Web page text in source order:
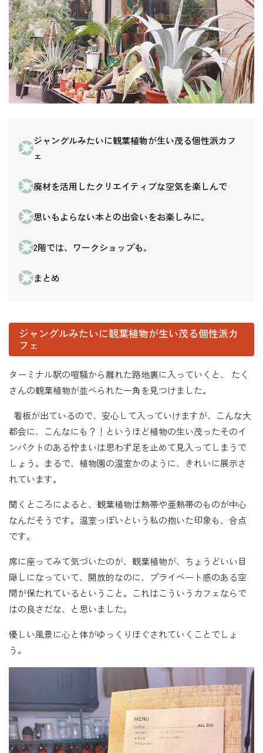
ジャングルみたいに観葉植物が生い茂る個性派カフ
ェ
廃材を活用したクリエイティブな空気を楽しんで
思いもよらない本との出会いをお楽しみに。
2階では、ワークショップも。
まとめ
ジャングルみたいに観葉植物が生い茂る個性派カ
フェ
ターミナル駅の喧騒から離れた路地裏に入っていくと、 たく
さんの観葉植物が並べられた一角を見つけました。
看板が出ているので、安心して入っていけますが、こんな大
都会に、こんなにも？！というほど植物の生い茂ったそのイ
ンパクトのある佇まいは思わず足を止めて見入ってしまうで
しょう。まるで、植物園の温室かのように、きれいに展示さ
れています。
聞くところによると、観葉植物は熱帯や亜熱帯のものが中心
なんだそうです。温室っぽいという私の抱いた印象も、合点
です。
席に座ってみて気づいたのが、観葉植物が、ちょうどいい目
隠しになっていて、開放的なのに、プライベート感のある空
間が保たれているということ。これはこういうカフェならで
はの良さだな、と思いました。
優しい風景に心と体がゆっくりほぐされていくことでしょ
う。